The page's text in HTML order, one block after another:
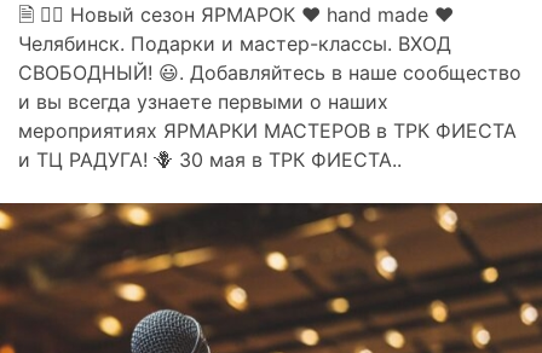
🗎 👉🏻 Новый сезон ЯРМАРОК ❤ hand made ❤
Челябинск. Подарки и мастер-классы. ВХОД
СВОБОДНЫЙ! 😃. Добавляйтесь в наше сообщество
и вы всегда узнаете первыми о наших
мероприятиях ЯРМАРКИ МАСТЕРОВ в ТРК ФИЕСТА
и ТЦ РАДУГА! 🪻 30 мая в ТРК ФИЕСТА..